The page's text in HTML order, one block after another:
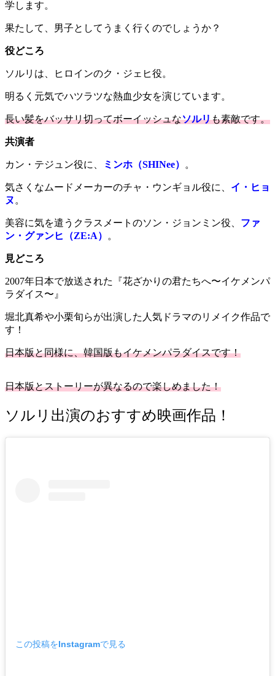
学します。
果たして、男子としてうまく行くのでしょうか？
役どころ
ソルリは、ヒロインのク・ジェヒ役。
明るく元気でハツラツな熱血少女を演じています。
長い髪をバッサリ切ってボーイッシュなソルリも素敵です。
共演者
カン・テジュン役に、 ミンホ（SHINee） 。
気さくなムードメーカーのチャ・ウンギョル役に、 イ・ヒョ
ヌ 。
美容に気を遣うクラスメートのソン・ジョンミン役、 ファ
ン・グァンヒ（ZE:A）
。
見どころ
2007年日本で放送された『花ざかりの君たちへ〜イケメンパ
ラダイス〜』
堀北真希や小栗旬らが出演した人気ドラマのリメイク作品で
す！
日本版と同様に、韓国版もイケメンパラダイスです！
日本版とストーリーが異なるので楽しめました！
ソルリ出演のおすすめ映画作品！
この投稿をInstagramで見る